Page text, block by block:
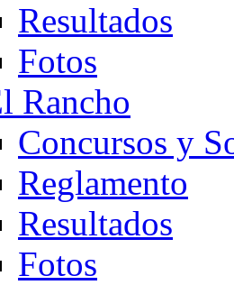
Resultados
Fotos
Rancho
Concursos y
Reglamento
Resultados
Fotos